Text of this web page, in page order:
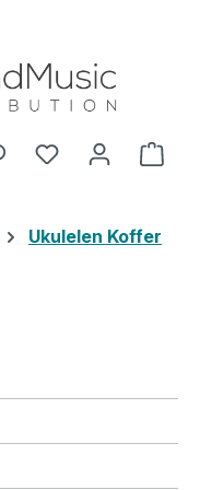
Ukulelen Koffer